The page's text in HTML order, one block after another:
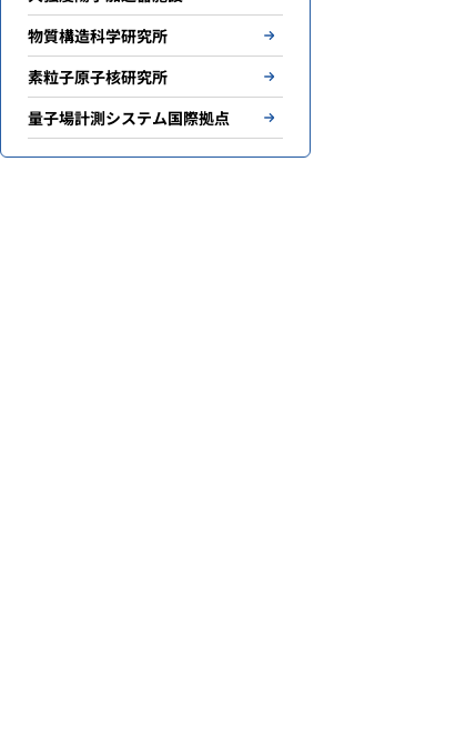
物質構造科学研究所
素粒子原子核研究所
量子場計測システム国際拠点